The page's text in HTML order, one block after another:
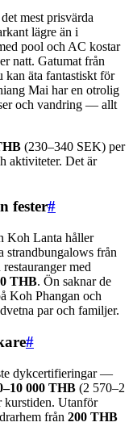
mest prisvärda
lägre än i
pool och AC kostar
natt. Gatumat från
kan äta fantastiskt för
Mai har en otrolig
och vandring — allt
(230–340 SEK) per
aktiviteter. Det är
fester#
Koh Lanta håller
strandbungalows från
med
THB. Ön saknar de
Koh Phangan och
par och familjer.
#
dykcertifieringar —
000 THB (2 570–2
kurstiden. Utanför
från 200 THB